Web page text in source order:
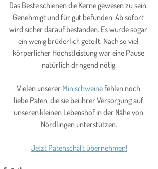
Das Beste schienen die Kerne gewesen zu sein.
Genehmigt und für gut befunden. Ab sofort
wird sicher darauf bestanden. Es wurde sogar
ein wenig brüderlich geteilt. Nach so viel
körperlicher Höchstleistung war eine Pause
natürlich dringend nötig.
Vielen unserer Minischweine fehlen noch
liebe Paten, die sie bei ihrer Versorgung auf
unseren kleinen Lebenshof in der Nähe von
Nördlingen unterstützen.
Jetzt Patenschaft übernehmen!